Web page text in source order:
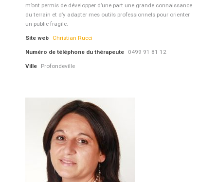
m’ont permis de développer d’une part une grande connaissance
du terrain et d’y adapter mes outils professionnels pour orienter
un public fragile.
Site web Christian Rucci
Numéro de téléphone du thérapeute 0499 91 81 12
Ville Profondeville